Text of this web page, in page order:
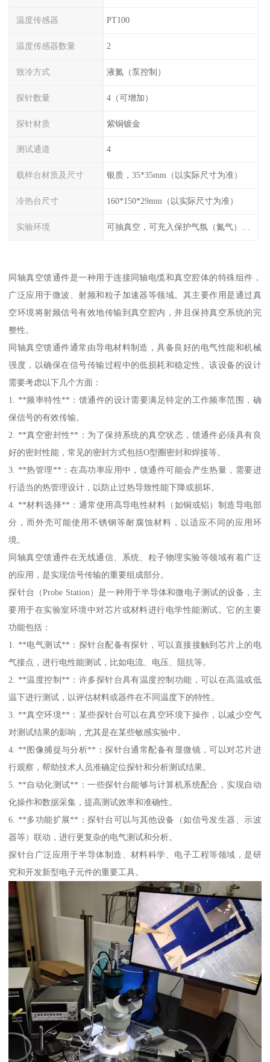
温度传感器 PT100
温度传感器数量 2
致冷方式 液氮（泵控制）
探针数量 4（可增加）
探针材质 紫铜镀金
测试通道 4
载样台材质及尺寸 银质，35*35mm（以实际尺寸为准）
冷热台尺寸 160*150*29mm（以实际尺寸为准）
实验环境
同轴真空馈通件是一种用于连接同轴电缆和真空腔体的特殊组件，
广泛应用于微波、射频和粒子加速器等领域。其主要作用是通过真
空环境将射频信号有效地传输到真空腔内，并且保持真空系统的完
整性。
同轴真空馈通件通常由导电材料制造，具备良好的电气性能和机械
强度，以确保在信号传输过程中的低损耗和稳定性。该设备的设计
需要考虑以下几个方面：
1. **频率特性**：馈通件的设计需要满足特定的工作频率范围，确
保信号的有效传输。
2. **真空密封性**：为了保持系统的真空状态，馈通件必须具有良
好的密封性能，常见的密封方式包括O型圈密封和焊接等。
3. **热管理**：在高功率应用中，馈通件可能会产生热量，需要进
行适当的热管理设计，以防止过热导致性能下降或损坏。
4. **材料选择**：通常使用高导电性材料（如铜或铝）制造导电部
分，而外壳可能使用不锈钢等耐腐蚀材料，以适应不同的应用环
境。
同轴真空馈通件在无线通信、系统、粒子物理实验等领域有着广泛
的应用，是实现信号传输的重要组成部分。
探针台（Probe Station）是一种用于半导体和微电子测试的设备，主
要用于在实验室环境中对芯片或材料进行电学性能测试。它的主要
功能包括：
1. **电气测试**：探针台配备有探针，可以直接接触到芯片上的电
气接点，进行电性能测试，比如电流、电压、阻抗等。
2. **温度控制**：许多探针台具有温度控制功能，可以在高温或低
温下进行测试，以评估材料或器件在不同温度下的特性。
3. **真空环境**：某些探针台可以在真空环境下操作，以减少空气
对测试结果的影响，尤其是在某些敏感实验中。
4. **图像捕捉与分析**：探针台通常配备有显微镜，可以对芯片进
行观察，帮助技术人员准确定位探针和分析测试结果。
5. **自动化测试**：一些探针台能够与计算机系统配合，实现自动
化操作和数据采集，提高测试效率和准确性。
6. **多功能扩展**：探针台可以与其他设备（如信号发生器、示波
器等）联动，进行更复杂的电气测试和分析。
探针台广泛应用于半导体制造、材料科学、电子工程等领域，是研
究和开发新型电子元件的重要工具。